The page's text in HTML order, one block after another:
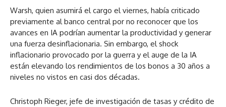
Warsh, quien asumirá el cargo el viernes, había criticado
previamente al banco central por no reconocer que los
avances en IA podrían aumentar la productividad y generar
una fuerza desinflacionaria. Sin embargo, el shock
inflacionario provocado por la guerra y el auge de la IA
están elevando los rendimientos de los bonos a 30 años a
niveles no vistos en casi dos décadas.
Christoph Rieger, jefe de investigación de tasas y crédito de